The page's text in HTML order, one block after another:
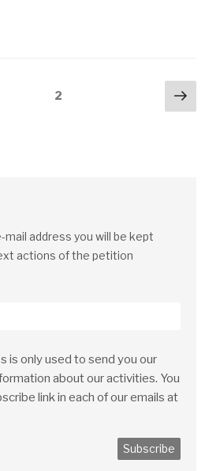
»
2
mail address you will be kept
actions of the petition
is only used to send you our
about our activities. You
link in each of our emails at